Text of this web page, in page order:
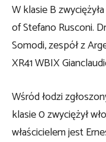
W klasie B
of Stefano Rusconi.
Somodi, zespół z
XR41 WBIX
Wśród łodzi
klasie 0 zwyciężył
właścicielem jest